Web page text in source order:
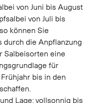
von Juni bis August
von Juli bis
können Sie
durch die Anpflanzung
Salbeisorten eine
für
bis in den
Lage: vollsonnig bis